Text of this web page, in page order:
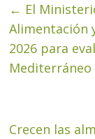
← El
Alimentación
2026 para
Crecen las